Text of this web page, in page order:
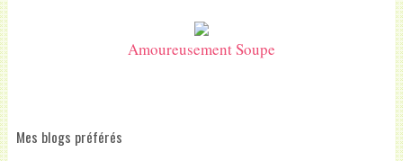
Amoureusement Soupe
Mes blogs préférés